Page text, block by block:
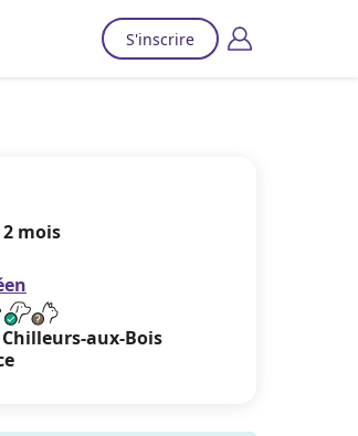
S'inscrire
mois
Chilleurs-aux-Bois